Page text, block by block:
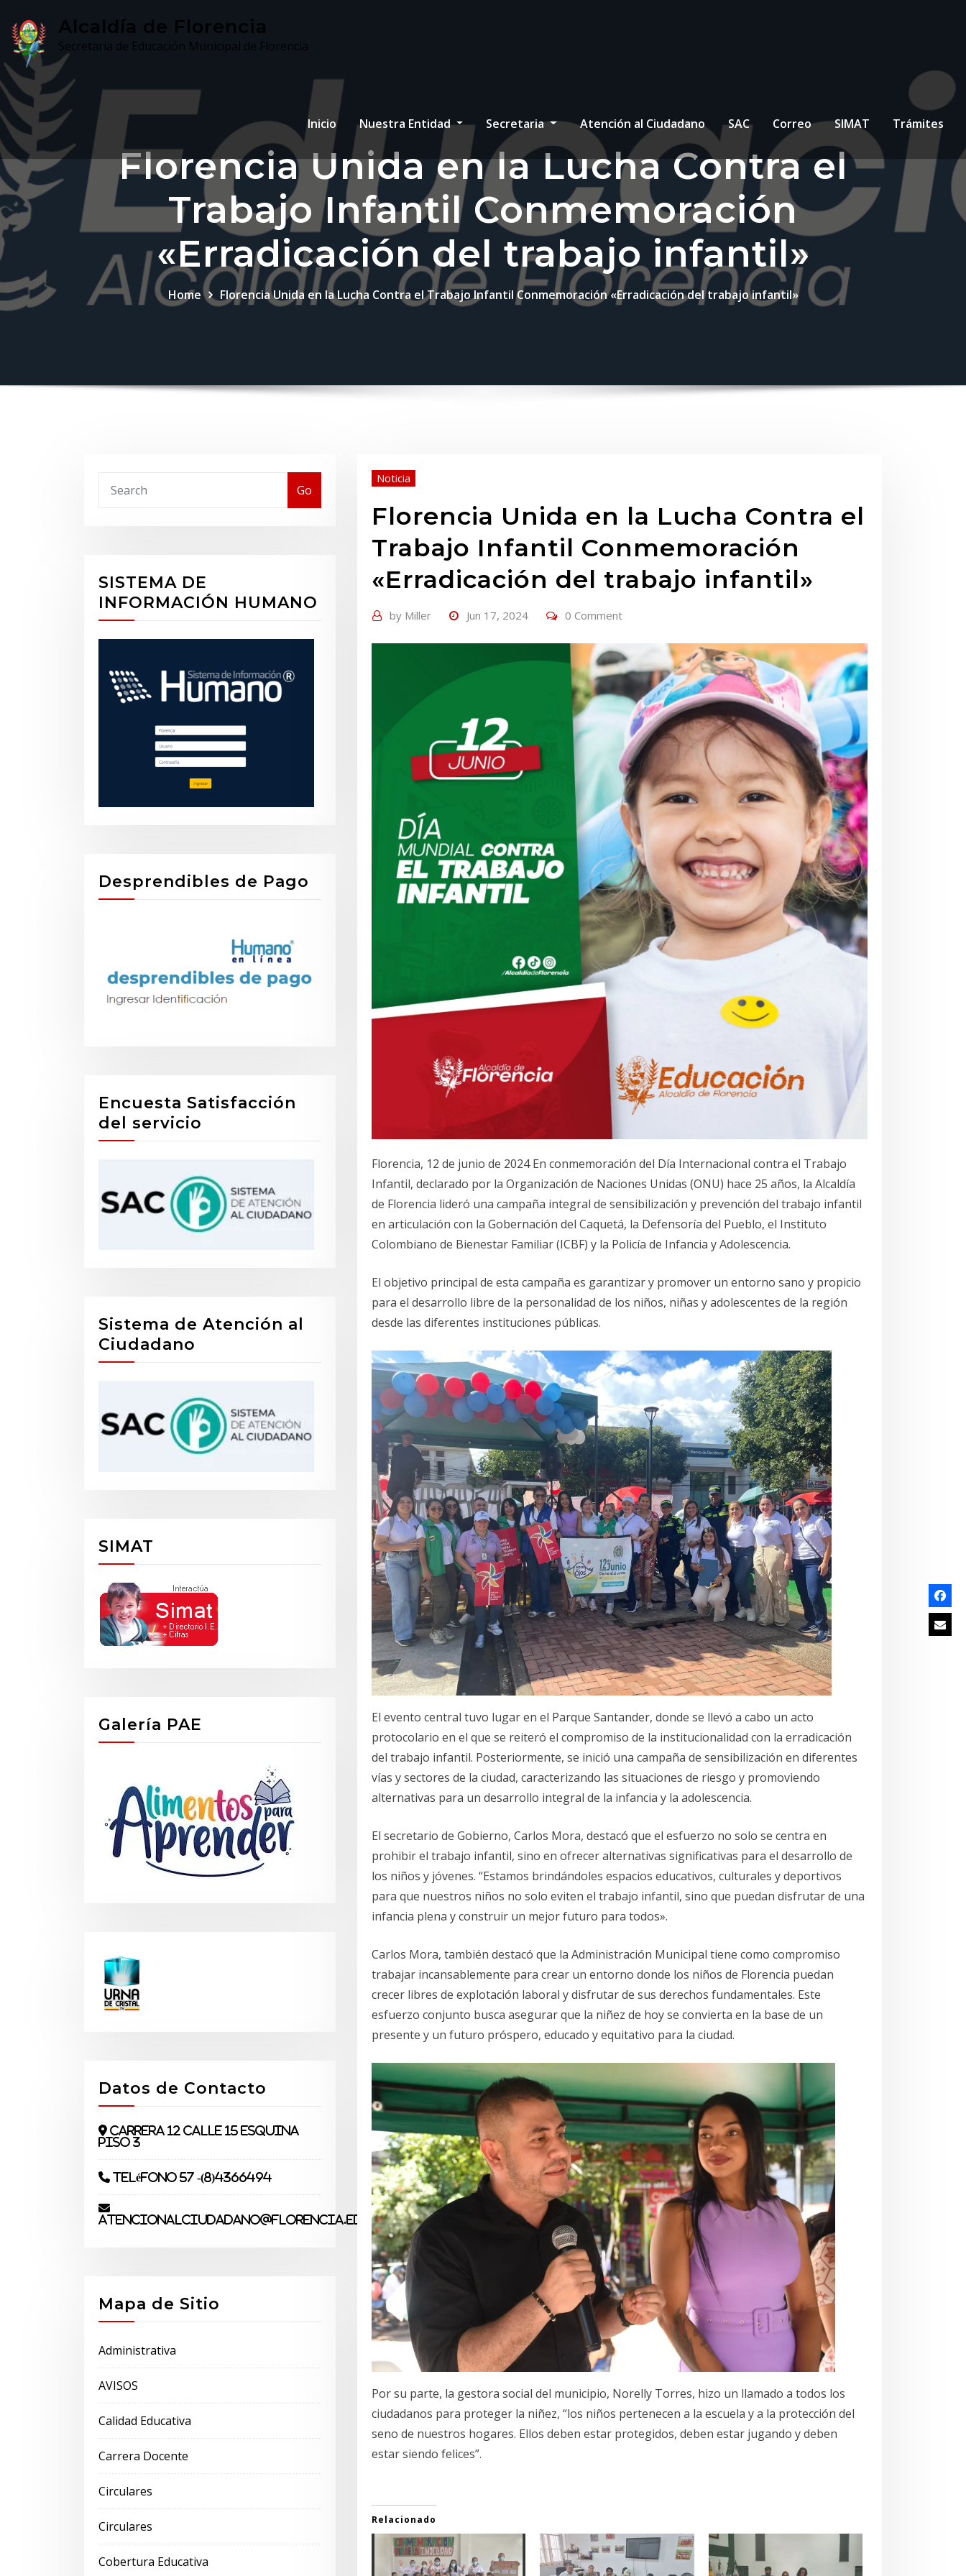
content
Alcaldía de Florencia
Secretaria de Educación Municipal de Florencia
Inicio Nuestra Entidad Secretaria Atención al Ciudadano SAC Correo SIMAT Trámites
Florencia Unida en la Lucha Contra el
Trabajo Infantil Conmemoración
«Erradicación del trabajo infantil»
Home Florencia Unida en la Lucha Contra el Trabajo Infantil Conmemoración «Erradicación del trabajo infantil»
Go
SISTEMA DE
INFORMACIÓN HUMANO
Desprendibles de Pago
Encuesta Satisfacción
del servicio
Sistema de Atención al
Ciudadano
SIMAT
Galería PAE
Datos de Contacto
Carrera 12 Calle 15 Esquina
piso 3
Teléfono 57 -(8)4366494
atencionalciudadano@florencia.edu.co
Mapa de Sitio
Administrativa
AVISOS
Calidad Educativa
Carrera Docente
Circulares
Circulares
Cobertura Educativa
Noticia
Florencia Unida en la Lucha Contra el
Trabajo Infantil Conmemoración
«Erradicación del trabajo infantil»
by Miller Jun 17, 2024 0 Comment
Florencia, 12 de junio de 2024 En conmemoración del Día Internacional contra el Trabajo
Infantil, declarado por la Organización de Naciones Unidas (ONU) hace 25 años, la Alcaldía
de Florencia lideró una campaña integral de sensibilización y prevención del trabajo infantil
en articulación con la Gobernación del Caquetá, la Defensoría del Pueblo, el Instituto
Colombiano de Bienestar Familiar (ICBF) y la Policía de Infancia y Adolescencia.
El objetivo principal de esta campaña es garantizar y promover un entorno sano y propicio
para el desarrollo libre de la personalidad de los niños, niñas y adolescentes de la región
desde las diferentes instituciones públicas.
El evento central tuvo lugar en el Parque Santander, donde se llevó a cabo un acto
protocolario en el que se reiteró el compromiso de la institucionalidad con la erradicación
del trabajo infantil. Posteriormente, se inició una campaña de sensibilización en diferentes
vías y sectores de la ciudad, caracterizando las situaciones de riesgo y promoviendo
alternativas para un desarrollo integral de la infancia y la adolescencia.
El secretario de Gobierno, Carlos Mora, destacó que el esfuerzo no solo se centra en
prohibir el trabajo infantil, sino en ofrecer alternativas significativas para el desarrollo de
los niños y jóvenes. “Estamos brindándoles espacios educativos, culturales y deportivos
para que nuestros niños no solo eviten el trabajo infantil, sino que puedan disfrutar de una
infancia plena y construir un mejor futuro para todos».
Carlos Mora, también destacó que la Administración Municipal tiene como compromiso
trabajar incansablemente para crear un entorno donde los niños de Florencia puedan
crecer libres de explotación laboral y disfrutar de sus derechos fundamentales. Este
esfuerzo conjunto busca asegurar que la niñez de hoy se convierta en la base de un
presente y un futuro próspero, educado y equitativo para la ciudad.
Por su parte, la gestora social del municipio, Norelly Torres, hizo un llamado a todos los
ciudadanos para proteger la niñez, “los niños pertenecen a la escuela y a la protección del
seno de nuestros hogares. Ellos deben estar protegidos, deben estar jugando y deben
estar siendo felices”.
Relacionado